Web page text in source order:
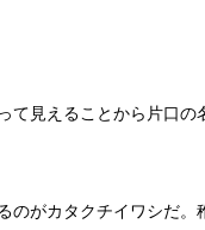
見えることから片口の
のがカタクチイワシだ